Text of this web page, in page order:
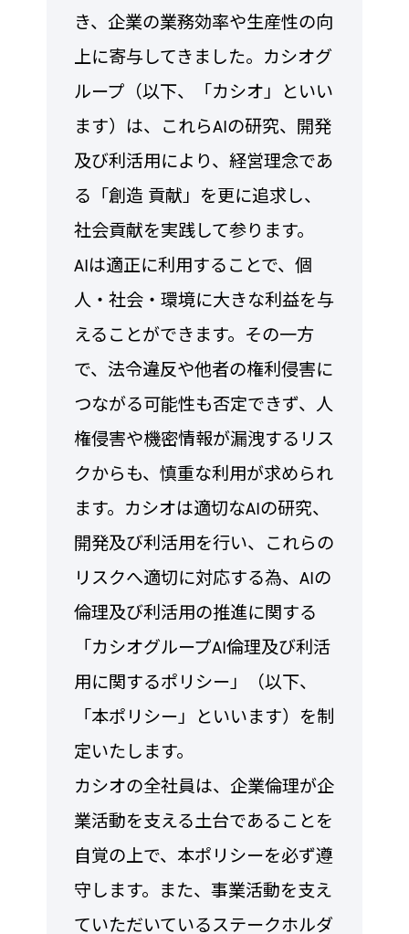
き、企業の業務効率や生産性の向
上に寄与してきました。カシオグ
ループ（以下、「カシオ」といい
ます）は、これらAIの研究、開発
及び利活用により、経営理念であ
る「創造 貢献」を更に追求し、
社会貢献を実践して参ります。
AIは適正に利用することで、個
人・社会・環境に大きな利益を与
えることができます。その一方
で、法令違反や他者の権利侵害に
つながる可能性も否定できず、人
権侵害や機密情報が漏洩するリス
クからも、慎重な利用が求められ
ます。カシオは適切なAIの研究、
開発及び利活用を行い、これらの
リスクへ適切に対応する為、AIの
倫理及び利活用の推進に関する
「カシオグループAI倫理及び利活
用に関するポリシー」（以下、
「本ポリシー」といいます）を制
定いたします。
カシオの全社員は、企業倫理が企
業活動を支える土台であることを
自覚の上で、本ポリシーを必ず遵
守します。また、事業活動を支え
ていただいているステークホルダ